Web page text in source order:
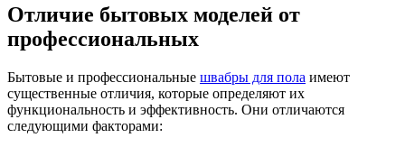
Отличие бытовых моделей от
профессиональных
Бытовые и профессиональные швабры для пола имеют
существенные отличия, которые определяют их
функциональность и эффективность. Они отличаются
следующими факторами: